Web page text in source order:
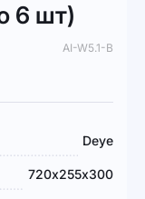
6 шт)
AI-W5.1-B
Deye
720х255х300